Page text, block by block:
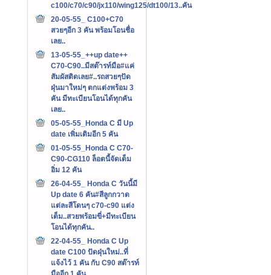
c100/c70/c90/jx110/wing125/dt100/13..คัน
20-05-55_ C100+C70
สวยๆอีก 3 คัน พร้อมโอนชื่อ
เลย..
13-05-55_++up date++
C70-C90..มีสต๊ารท์มือ#แค่
สัมผัสติดเลย#..รถสวยๆปัด
ฝุ่นมาใหม่ๆ ตกแต่งพร้อม 3
คัน มีทะเบียนโอนได้ทุกคัน
เลย..
05-05-55_Honda C มี Up
date เพิ่มเติมอีก 5 คัน
01-05-55_Honda C C70-
C90-CG110 ล็อตนี้จัดเต็ม
อิ่ม 12 คัน
26-04-55_ Honda C วันนี้มี
Up date 6 คัน#สีลูกกวาด
แต่ละสีโดนๆ c70-c90 แต่ง
เต็ม..สวยพร้อมขี่+มีทะเบียน
โอนได้ทุกคัน..
22-04-55_ Honda C Up
date C100 ปัดฝุ่นใหม่..ที่
แจ้งไว้ 1 คัน กับ C90 สต๊ารท์